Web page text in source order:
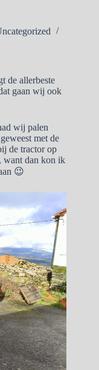
de allerbeste
gaan wij ook
wij palen
met de
de tractor op
want dan kon ik
😉